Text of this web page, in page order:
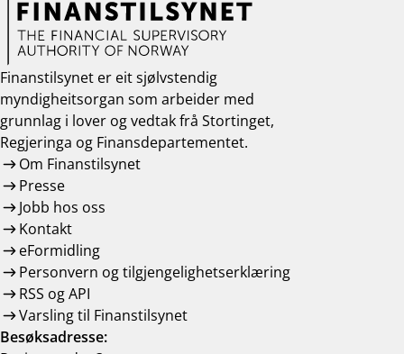
Finanstilsynet er eit sjølvstendig
myndigheitsorgan som arbeider med
grunnlag i lover og vedtak frå Stortinget,
Regjeringa og Finansdepartementet.
Om Finanstilsynet
Presse
Jobb hos oss
Kontakt
eFormidling
Personvern og tilgjengelighetserklæring
RSS og API
Varsling til Finanstilsynet
Besøksadresse: